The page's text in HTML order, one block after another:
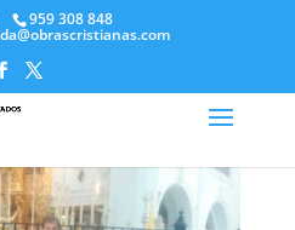
959 308 848